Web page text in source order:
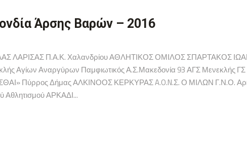
Άρσης Βαρών – 2016
ΛΑΡΙΣΑΣ Π.Α.Κ. Χαλανδρίου ΑΘΛΗΤΙΚΟΣ ΟΜΙΛΟΣ ΣΠΑΡΤΑΚΟΣ
Αγίων Αναργύρων Παμφιωτικός Α.Σ.Μακεδονία 93 ΑΓΣ Μενεκλής ΓΣ
Πύρρος Δήμας ΑΛΚΙΝΟΟΣ ΚΕΡΚΥΡΑΣ A.O.N.Σ. Ο ΜΙΛΩΝ Γ.Ν.Ο. Αρης
Αθλητισμού ΑΡΚΑΔΙ...